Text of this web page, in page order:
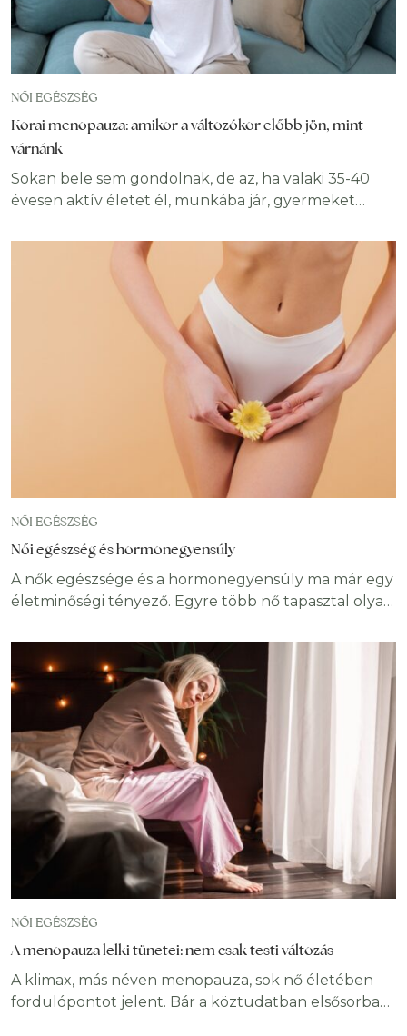
NŐI EGÉSZSÉG
Korai menopauza: amikor a változókor előbb jön, mint
várnánk
Sokan bele sem gondolnak, de az, ha valaki 35-40
évesen aktív életet él, munkába jár, gyermeket
és rendszertelen vérzést tapasztal. A
hangulatingadozások, az alvászavar nem csak 50
körül okoz problémát, hiszen a korai menopauza
jelei is lehetnek ezek. Az, hogy kinek és mikor
kezdődik, nagyon sok tényezőtől függ,
NŐI EGÉSZSÉG
Női egészség és hormonegyensúly
A nők egészsége és a hormonegyensúly ma már egy
életminőségi tényező. Egyre több nő tapasztal olyan
ciklus vagy megmagyarázhatatlan hízás, miközben a
laboreredményei gyakran normálisak. Fontos tudni,
hogy mi állhat a háttérben, és hogyan tudjuk
életmóddal, táplálkozással és tudatos szokásokkal
támogatni a hormonrendszerünk működését. Miért
fontos manapság a női
NŐI EGÉSZSÉG
A menopauza lelki tünetei: nem csak testi változás
A klimax, más néven menopauza, sok nő életében
fordulópontot jelent. Bár a köztudatban elsősorban